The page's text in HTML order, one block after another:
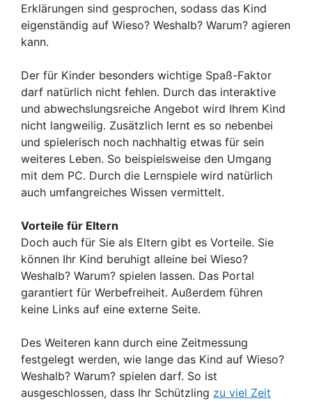
Erklärungen sind gesprochen, sodass das Kind
eigenständig auf Wieso? Weshalb? Warum? agieren
kann.
Der für Kinder besonders wichtige Spaß-Faktor
darf natürlich nicht fehlen. Durch das interaktive
und abwechslungsreiche Angebot wird Ihrem Kind
nicht langweilig. Zusätzlich lernt es so nebenbei
und spielerisch noch nachhaltig etwas für sein
weiteres Leben. So beispielsweise den Umgang
mit dem PC. Durch die Lernspiele wird natürlich
auch umfangreiches Wissen vermittelt.
Vorteile für Eltern
Doch auch für Sie als Eltern gibt es Vorteile. Sie
können Ihr Kind beruhigt alleine bei Wieso?
Weshalb? Warum? spielen lassen. Das Portal
garantiert für Werbefreiheit. Außerdem führen
keine Links auf eine externe Seite.
Des Weiteren kann durch eine Zeitmessung
festgelegt werden, wie lange das Kind auf Wieso?
Weshalb? Warum? spielen darf. So ist
ausgeschlossen, dass Ihr Schützling zu viel Zeit